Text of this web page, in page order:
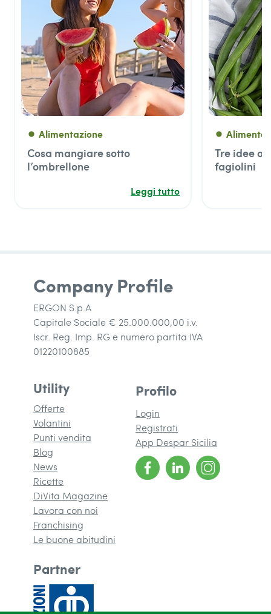
fiber_manual_record Alimentazione
Cosa mangiare sotto
l’ombrellone
Leggi tutto
fiber_manual_record
Tre idee
fagiolini
Company Profile
ERGON S.p.A
Capitale Sociale € 25.000.000,00 i.v.
Iscr. Reg. Imp. RG e numero partita IVA
01220100885
Utility
Offerte
Volantini
Punti vendita
Blog
News
Ricette
DiVita Magazine
Lavora con noi
Franchising
Le buone abitudini
Profilo
Login
Registrati
App Despar Sicilia
Partner